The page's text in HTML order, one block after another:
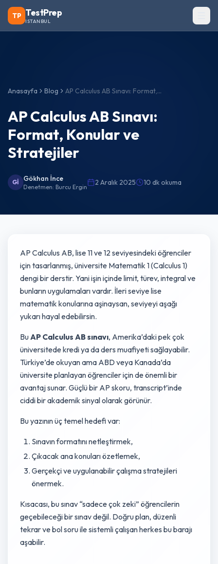
TP TestPrep
ISTANBUL
Anasayfa Blog AP Calculus AB Sınavı: Format, Konular ve Stratejiler
AP Calculus AB Sınavı:
Format, Konular ve
Stratejiler
Gİ Gökhan İnce
Denetmen: Burcu Ergin
2 Aralık 2025 10 dk okuma
AP Calculus AB, lise 11 ve 12 seviyesindeki öğrenciler
için tasarlanmış, üniversite Matematik 1 (Calculus 1)
dengi bir derstir. Yani işin içinde limit, türev, integral ve
bunların uygulamaları vardır. İleri seviye lise
matematik konularına aşinaysan, seviyeyi aşağı
yukarı hayal edebilirsin.
BuAP Calculus AB sınavı, Amerika’daki pek çok
üniversitede kredi ya da ders muafiyeti sağlayabilir.
Türkiye’de okuyan ama ABD veya Kanada’da
üniversite planlayan öğrenciler için de önemli bir
avantaj sunar. Güçlü bir AP skoru, transcript’inde
ciddi bir akademik sinyal olarak görünür.
Bu yazının üç temel hedefi var:
Sınavın formatını netleştirmek,
Çıkacak ana konuları özetlemek,
Gerçekçi ve uygulanabilir çalışma stratejileri
önermek.
Kısacası, bu sınav “sadece çok zeki” öğrencilerin
geçebileceği bir sınav değil. Doğru plan, düzenli
tekrar ve bol soru ile sistemli çalışan herkes bu barajı
aşabilir.